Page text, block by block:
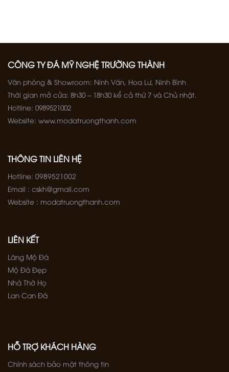
CÔNG TY ĐÁ MỸ NGHỆ TRƯỜNG THÀNH
Văn phòng & Showroom: Ninh Vân, Hoa Lư, Ninh Bình
Thời gian mở cửa: 8h30 – 18h30 kể cả thứ 7 và Chủ nhật.
Hotline: 0989521002
Website: www.modatruongthanh.com
THÔNG TIN LIÊN HỆ
Hotline: 0989521002
Email : cskh@gmail.com
Website : modatruongthanh.com
LIÊN KẾT
Lăng Mộ Đá
Mộ Đá Đẹp
Nhà Thờ Họ
Lan Can Đá
HỖ TRỢ KHÁCH HÀNG
Chính sách bảo mật thông tin